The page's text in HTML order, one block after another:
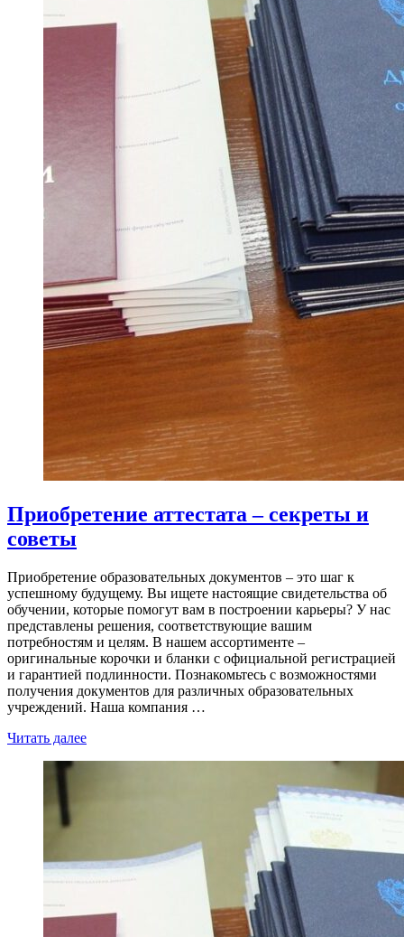
Приобретение аттестата – секреты и
советы
Приобретение образовательных документов – это шаг к
успешному будущему. Вы ищете настоящие свидетельства об
обучении, которые помогут вам в построении карьеры? У нас
представлены решения, соответствующие вашим
потребностям и целям. В нашем ассортименте –
оригинальные корочки и бланки с официальной регистрацией
и гарантией подлинности. Познакомьтесь с возможностями
получения документов для различных образовательных
учреждений. Наша компания …
Читать далее